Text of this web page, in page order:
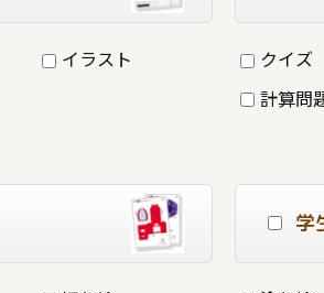
イラスト
クイズ
計算問
学